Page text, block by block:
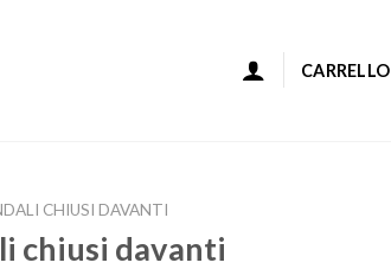
CARRELLO
CHIUSI DAVANTI
chiusi davanti